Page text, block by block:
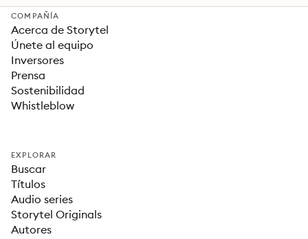
COMPAÑÍA
Acerca de Storytel
Únete al equipo
Inversores
Prensa
Sostenibilidad
Whistleblow
EXPLORAR
Buscar
Títulos
Audio series
Storytel Originals
Autores